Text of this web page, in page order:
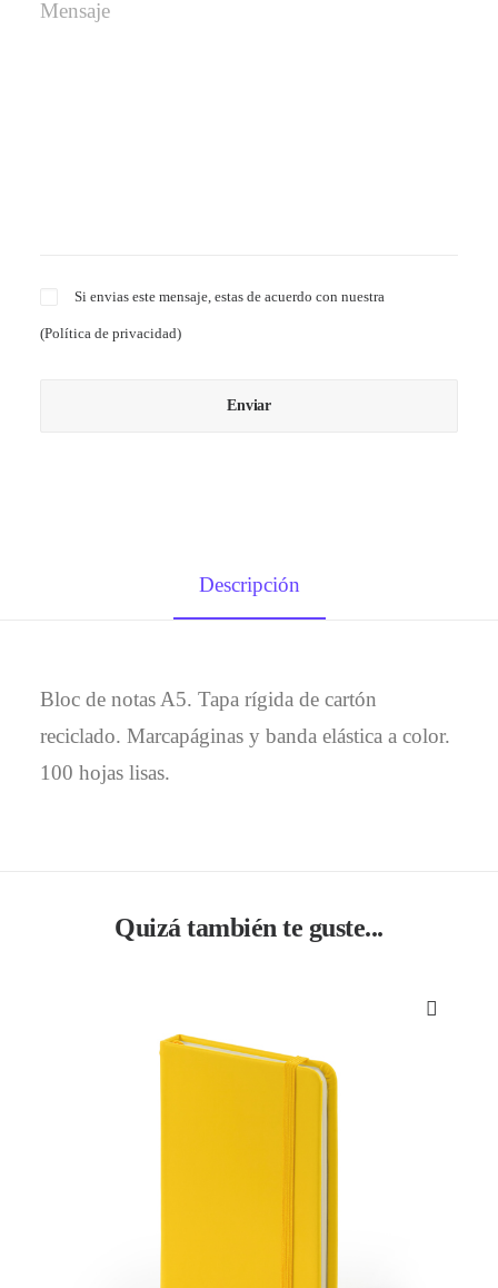
Si envias este mensaje, estas de acuerdo con nuestra
(Política de privacidad)
Descripción
Bloc de notas A5. Tapa rígida de cartón
reciclado. Marcapáginas y banda elástica a color.
100 hojas lisas.
Quizá también te guste...